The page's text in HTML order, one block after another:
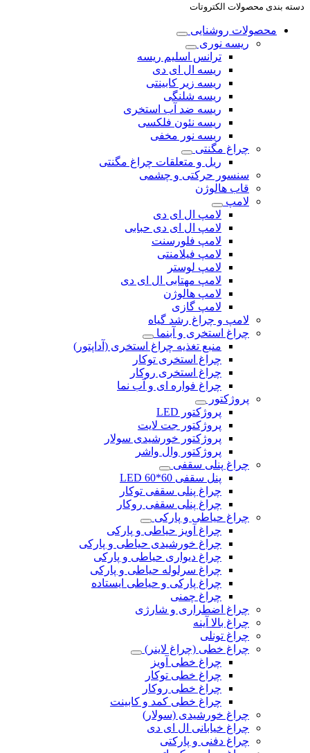
دسته بندی محصولات الکتروتات
محصولات روشنایی
ریسه نوری
ترانس اسلیم ریسه
ریسه ال ای دی
ریسه زیر کابینتی
ریسه شلنگی
ریسه ضد آب استخری
ریسه نئون فلکسی
ریسه نور مخفی
چراغ مگنتی
ریل و متعلقات چراغ مگنتی
سنسور حرکتی و چشمی
قاب هالوژن
لامپ
لامپ ال ای دی
لامپ ال ای دی حبابی
لامپ فلورسنت
لامپ فیلامنتی
لامپ لوستر
لامپ مهتابی ال ای دی
لامپ هالوژن
لامپ گازی
لامپ و چراغ رشد گیاه
چراغ استخری و آبنما
منبع تغذیه چراغ استخری (آداپتور)
چراغ استخری توکار
چراغ استخری روکار
چراغ فواره ای و آب نما
پروژکتور
پروژکتور LED
پروژکتور جت لایت
پروژکتور خورشیدی سولار
پروژکتور وال واشر
چراغ پنلی سقفی
پنل سقفی 60*60 LED
چراغ پنلی سقفی توکار
چراغ پنلی سقفی روکار
چراغ حیاطی و پارکی
چراغ آویز حیاطی و پارکی
چراغ خورشیدی حیاطی و پارکی
چراغ دیواری حیاطی و پارکی
چراغ سرلوله حیاطی و پارکی
چراغ پارکی و حیاطی ایستاده
چراغ چمنی
چراغ اضطراری و شارژی
چراغ بالا آینه
چراغ تونلی
چراغ خطی (چراغ لاینر)
چراغ خطی آویز
چراغ خطی توکار
چراغ خطی روکار
چراغ خطی کمد و کابینت
چراغ خورشیدی (سولار)
چراغ خیابانی ال ای دی
چراغ دفنی و پارکتی